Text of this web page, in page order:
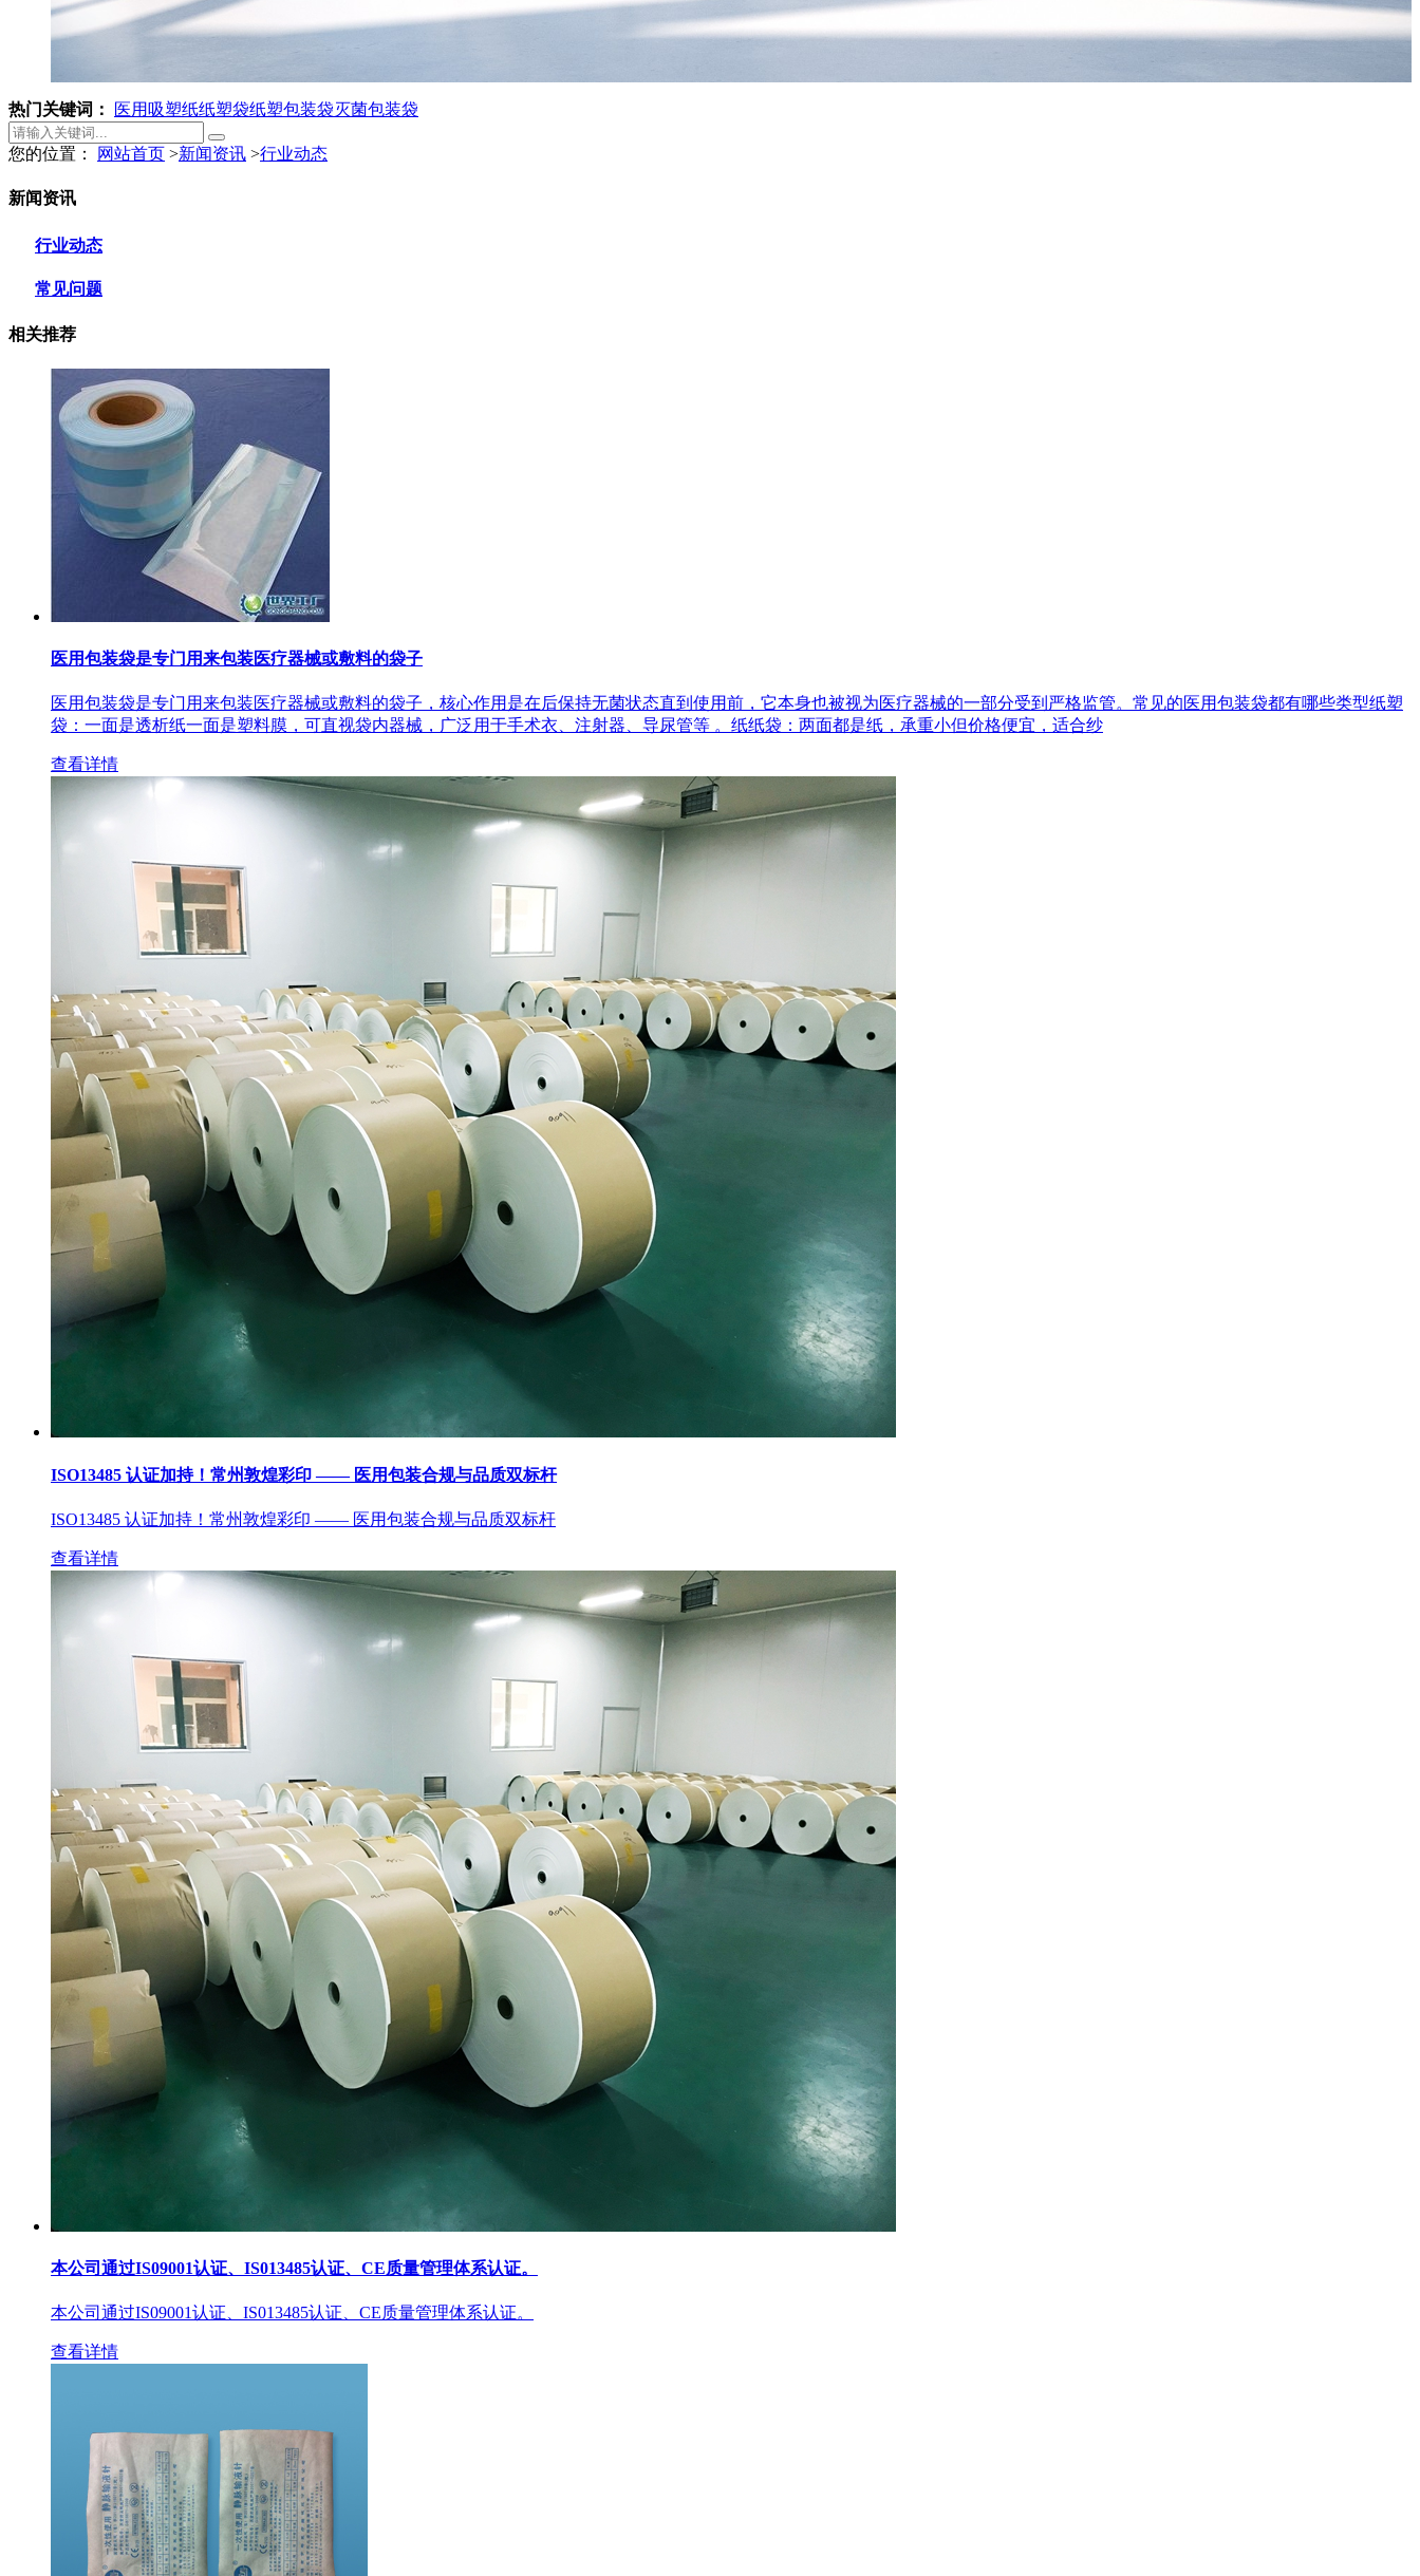
热门关键词： 医用吸塑纸纸塑袋纸塑包装袋灭菌包装袋
您的位置： 网站首页 >新闻资讯 >行业动态
新闻资讯
行业动态
常见问题
相关推荐
医用包装袋‌是专门用来包装医疗器械或敷料的袋子
医用包装袋‌是专门用来包装医疗器械或敷料的袋子，核心作用是在后‌保持无菌状态‌直到使用前，它本身也被视为医疗器械的一部分受到严格监管。常见的医用包装袋都有哪些类型‌纸塑
袋‌：一面是透析纸一面是塑料膜，可直视袋内器械，广泛用于手术衣、注射器、导尿管等 。‌纸纸袋‌：两面都是纸，承重小但价格便宜，适合纱
查看详情
ISO13485 认证加持！常州敦煌彩印 —— 医用包装合规与品质双标杆
ISO13485 认证加持！常州敦煌彩印 —— 医用包装合规与品质双标杆
查看详情
本公司通过IS09001认证、IS013485认证、CE质量管理体系认证。
本公司通过IS09001认证、IS013485认证、CE质量管理体系认证。
查看详情